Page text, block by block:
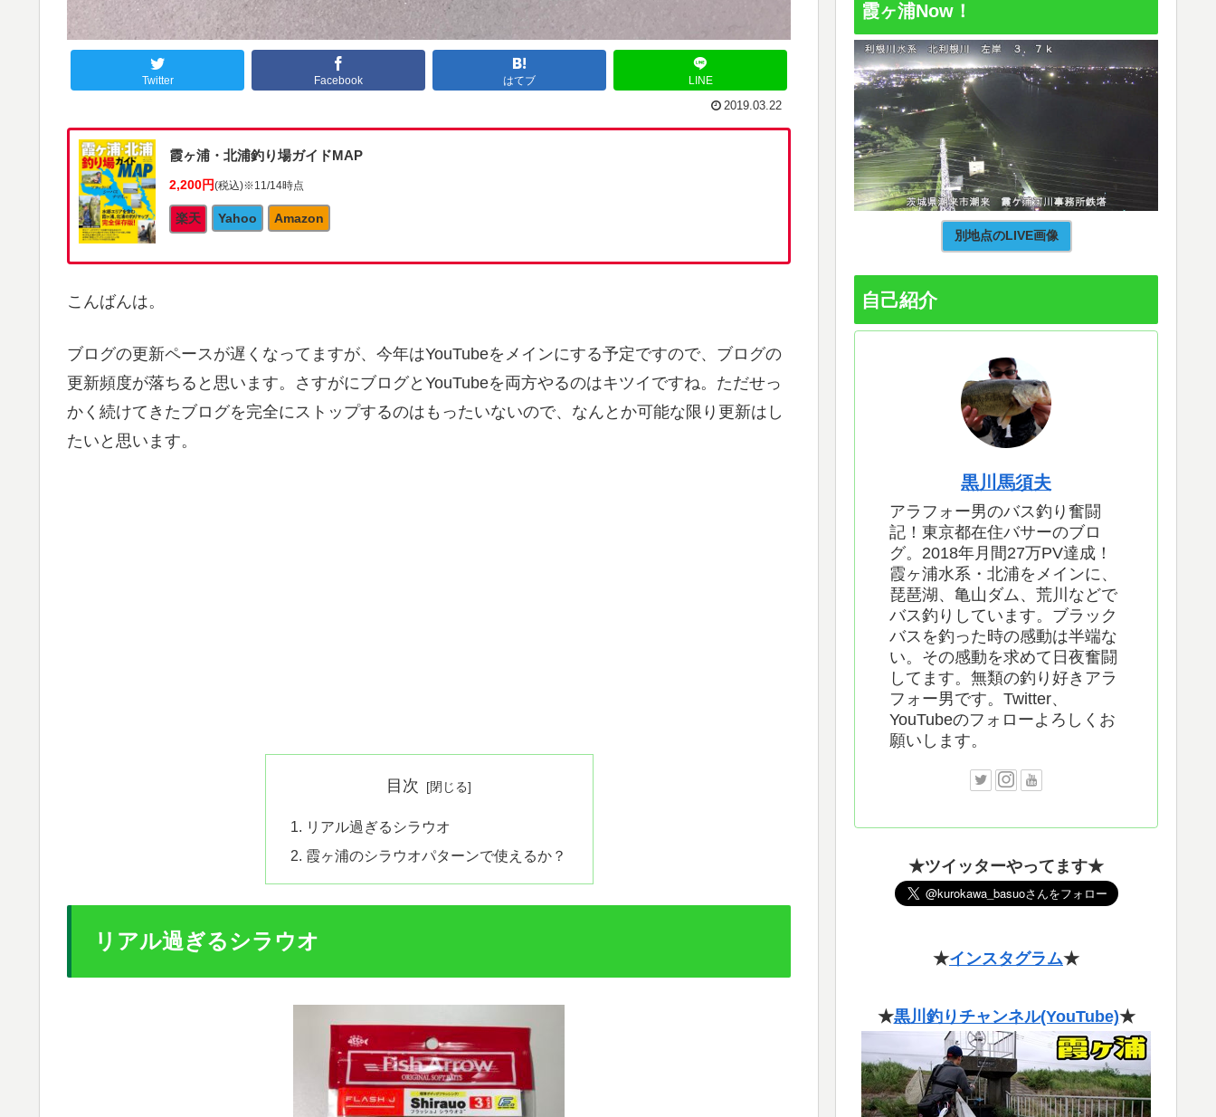
Twitter Facebook はてブ LINE
2019.03.22
霞ヶ浦・北浦釣り場ガイドMAP
2,200円(税込)※11/14時点
楽天 Yahoo Amazon
こんばんは。
ブログの更新ペースが遅くなってますが、今年はYouTubeをメインにする予定ですので、ブログの
更新頻度が落ちると思います。さすがにブログとYouTubeを両方やるのはキツイですね。ただせっ
かく続けてきたブログを完全にストップするのはもったいないので、なんとか可能な限り更新はし
たいと思います。
目次
リアル過ぎるシラウオ
霞ヶ浦のシラウオパターンで使えるか？
リアル過ぎるシラウオ
霞ヶ浦Now！
別地点のLIVE画像
自己紹介
黒川馬須夫
アラフォー男のバス釣り奮闘
記！東京都在住バサーのブロ
グ。2018年月間27万PV達成！
霞ヶ浦水系・北浦をメインに、
琵琶湖、亀山ダム、荒川などで
バス釣りしています。ブラック
バスを釣った時の感動は半端な
い。その感動を求めて日夜奮闘
してます。無類の釣り好きアラ
フォー男です。Twitter、
YouTubeのフォローよろしくお
願いします。
★ツイッターやってます★
★インスタグラム★
★黒川釣りチャンネル(YouTube)★